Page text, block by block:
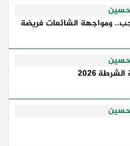
حسين
ومواجهة الشائعات فريضة
حسين
2026
حسين